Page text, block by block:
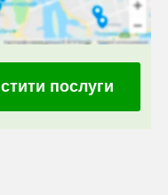
послуги